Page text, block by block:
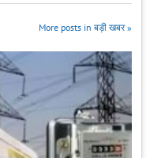
More posts in बड़ी खबर »